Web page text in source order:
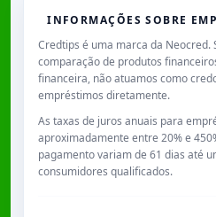
INFORMAÇÕES SOBRE
Credtips é uma marca da Neocred.
comparação de produtos
financeira, não atuamos como
empréstimos diretamente.
As taxas de juros anuais para
aproximadamente entre 20% e
pagamento variam de 61 dias até
consumidores qualificados.